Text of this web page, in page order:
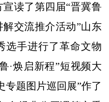
读了第四届“晋冀鲁
交流推介活动”山东
选手进行了革命文物
·焕启新程”短视频大
专题图片巡回展”作了